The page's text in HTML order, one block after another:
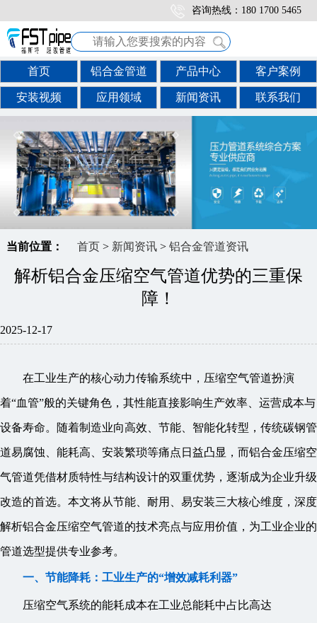
咨询热线：180 1700 5465
首页 铝合金管道 产品中心 客户案例
安装视频 应用领域 新闻资讯 联系我们
当前位置： 首页> 新闻资讯> 铝合金管道资讯
解析铝合金压缩空气管道优势的三重保
障！
2025-12-17
在工业生产的核心动力传输系统中，压缩空气管道扮演
着“血管”般的关键角色，其性能直接影响生产效率、运营成本与
设备寿命。随着制造业向高效、节能、智能化转型，传统碳钢管
道易腐蚀、能耗高、安装繁琐等痛点日益凸显，而铝合金压缩空
气管道凭借材质特性与结构设计的双重优势，逐渐成为企业升级
改造的首选。本文将从节能、耐用、易安装三大核心维度，深度
解析铝合金压缩空气管道的技术亮点与应用价值，为工业企业的
管道选型提供专业参考。
一、节能降耗：工业生产的“增效减耗利器”
压缩空气系统的能耗成本在工业总能耗中占比高达